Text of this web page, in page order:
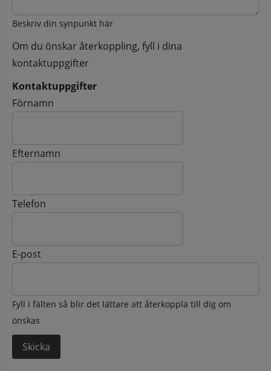
Beskriv din synpunkt här
Om du önskar återkoppling, fyll i dina
kontaktuppgifter
Kontaktuppgifter
Kontaktuppgifter
Förnamn
Efternamn
Telefon
E-post
Fyll i fälten så blir det lättare att återkoppla till dig om
önskas